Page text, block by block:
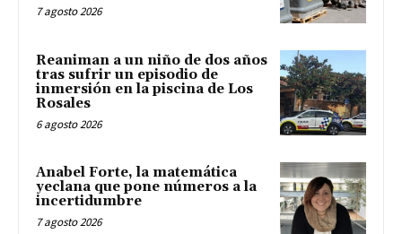
7 agosto 2026
Reaniman a un niño de dos años
tras sufrir un episodio de
inmersión en la piscina de Los
Rosales
6 agosto 2026
Anabel Forte, la matemática
yeclana que pone números a la
incertidumbre
7 agosto 2026